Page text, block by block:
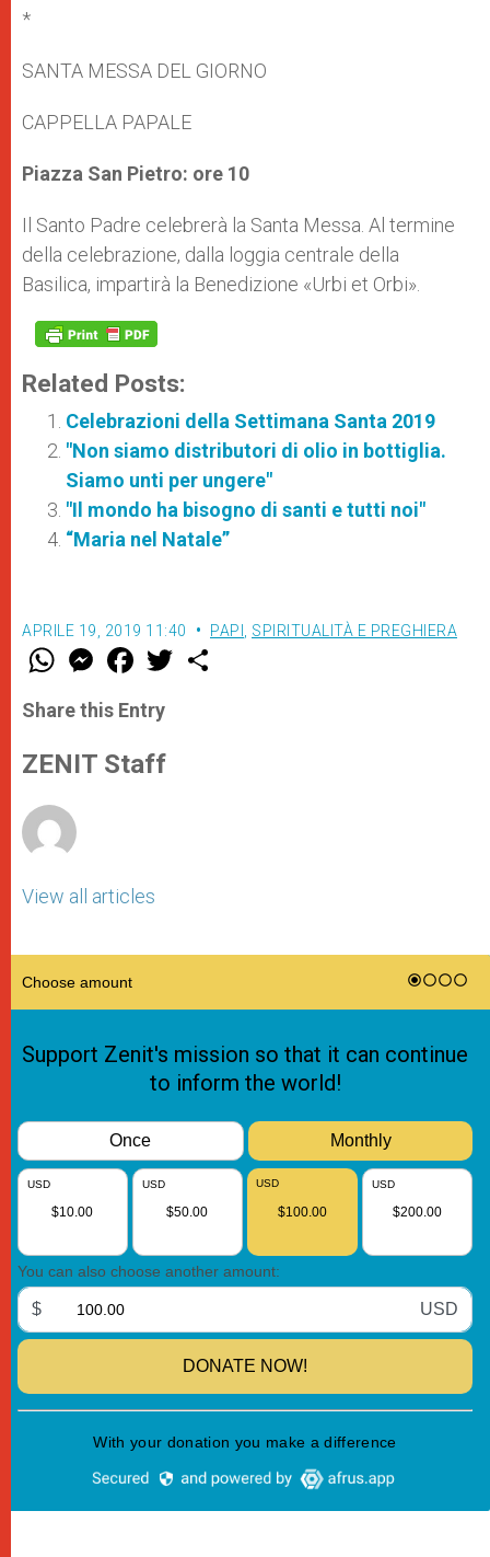
*
SANTA MESSA DEL GIORNO
CAPPELLA PAPALE
Piazza San Pietro: ore 10
Il Santo Padre celebrerà la Santa Messa. Al termine
della celebrazione, dalla loggia centrale della
Basilica, impartirà la Benedizione «Urbi et Orbi».
Related Posts:
Celebrazioni della Settimana Santa 2019
"Non siamo distributori di olio in bottiglia.
Siamo unti per ungere"
"Il mondo ha bisogno di santi e tutti noi"
“Maria nel Natale”
APRILE 19, 2019 11:40 PAPI , SPIRITUALITÀ E PREGHIERA
W
t
s
p
p
M
e
s
e
g
e
F
a
e
b
o
k
w
Share this Entry
ZENIT Staff
View all articles